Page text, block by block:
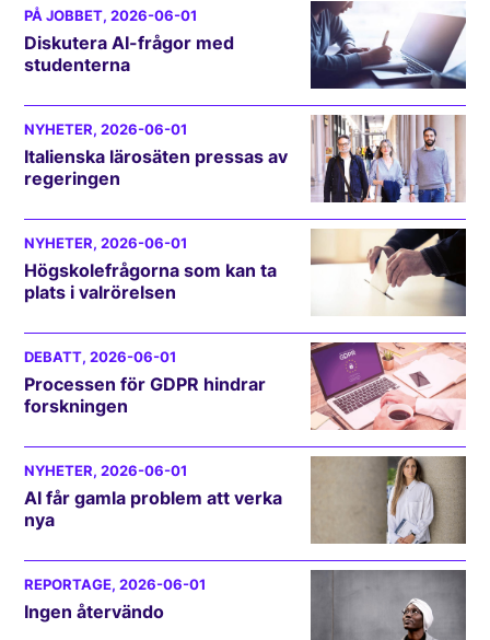
PÅ JOBBET, 2026-06-01
Diskutera AI-frågor med
studenterna
NYHETER, 2026-06-01
Italienska lärosäten pressas av
regeringen
NYHETER, 2026-06-01
Högskolefrågorna som kan ta
plats i valrörelsen
DEBATT, 2026-06-01
Processen för GDPR hindrar
forskningen
NYHETER, 2026-06-01
AI får gamla problem att verka
nya
REPORTAGE, 2026-06-01
Ingen återvändo